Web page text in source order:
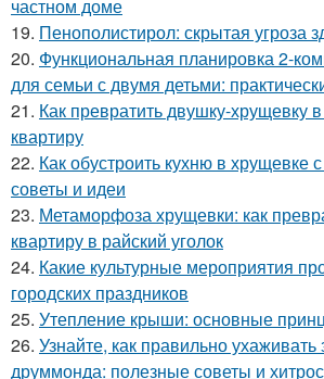
частном доме
19. Пенополистирол: скрытая угроза
20. Функциональная планировка 2-
для семьи с двумя детьми:
21. Как превратить двушку-хрущевку
квартиру
22. Как обустроить кухню в хрущевке
советы и идеи
23. Метаморфоза хрущевки: как
квартиру в райский уголок
24. Какие культурные мероприятия
городских праздников
25. Утепление крыши: основные
26. Узнайте, как правильно
друммонда: полезные советы и